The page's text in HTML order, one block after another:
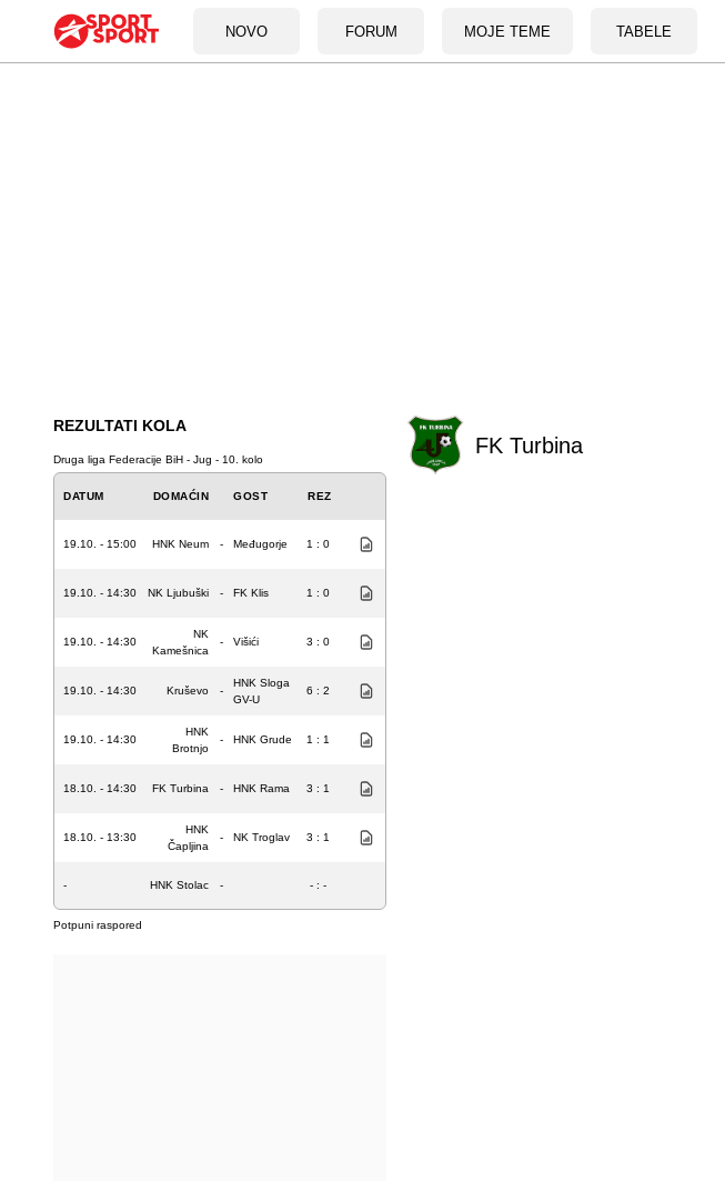
NOVO FORUM MOJE TEME TABELE
REZULTATI KOLA
Druga liga Federacije BiH - Jug - 10. kolo
DATUM DOMAĆIN GOST REZ
19.10. - 15:00 HNK Neum - Međugorje 1 : 0
19.10. - 14:30 NK Ljubuški - FK Klis 1 : 0
19.10. - 14:30
NK
Kamešnica
- Višići 3 : 0
19.10. - 14:30 Kruševo -
HNK Sloga
GV-U
6 : 2
19.10. - 14:30
HNK
Brotnjo
- HNK Grude 1 : 1
18.10. - 14:30 FK Turbina - HNK Rama 3 : 1
18.10. - 13:30
HNK
Čapljina
- NK Troglav 3 : 1
- HNK Stolac - - : -
Potpuni raspored
FK Turbina